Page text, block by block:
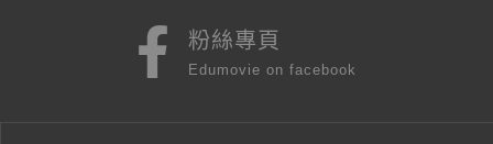
粉絲專頁
Edumovie on facebook